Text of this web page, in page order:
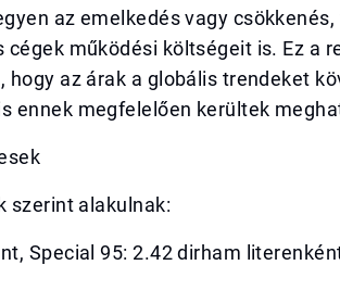
az emelkedés vagy
működési költségeit is. Ez a
az árak a globális trendeket
ennek megfelelően kerültek
szerint alakulnak:
Special 95: 2.42 dirham